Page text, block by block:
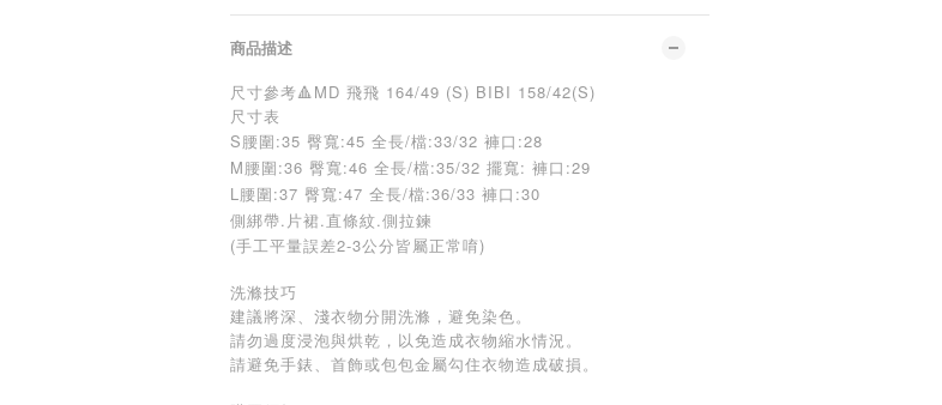
商品描述
尺寸參考🔺MD 飛飛 164/49 (S) BIBI 158/42(S)
尺寸表
S腰圍:35 臀寬:45 全長/檔:33/32 褲口:28
M腰圍:36 臀寬:46 全長/檔:35/32 擺寬: 褲口:29
L 腰圍:37 臀寬:47 全長/檔:36/33 褲口:30
側綁帶.片裙.直條紋.側拉鍊
(手工平量誤差2-3公分皆屬正常唷)
洗滌技巧
建議將深、淺衣物分開洗滌，避免染色。
請勿過度浸泡與烘乾，以免造成衣物縮水情況。
請避免手錶、首飾或包包金屬勾住衣物造成破損。